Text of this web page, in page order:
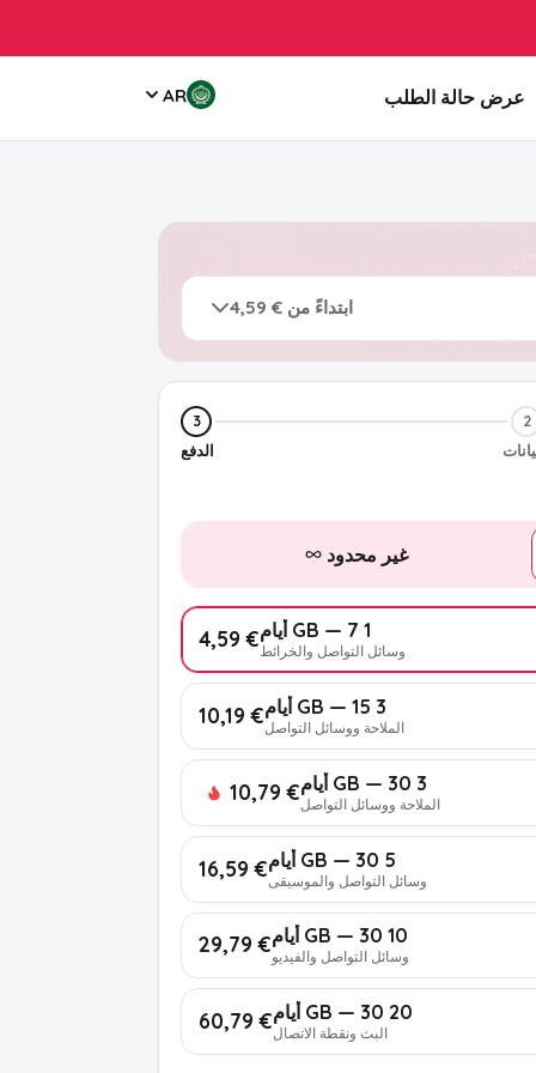
عرض حالة الطلب AR
ابتداءً من € 4,59
2
3
الدفع
غير محدود
1 GB — 7 أيام
وسائل التواصل والخرائط€ 4,59
3 GB — 15 أيام
الملاحة ووسائل التواصل€ 10,19
3 GB — 30 أيام
الملاحة ووسائل التواصل€ 10,79
5 GB — 30 أيام
وسائل التواصل والموسيقى€ 16,59
10 GB — 30 أيام
وسائل التواصل والفيديو€ 29,79
20 GB — 30 أيام
البث ونقطة الاتصال€ 60,79